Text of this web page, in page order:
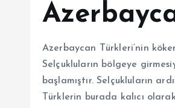
Azerbaycan Türkleri’nin
Selçukluların bölgeye
başlamıştır. Selçukluların
Türklerin burada kalıcı